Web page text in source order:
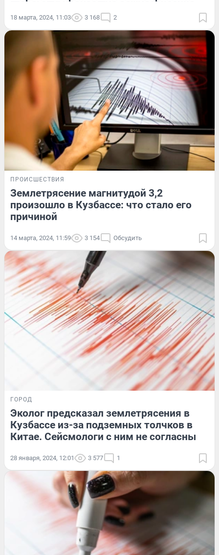
18 марта, 2024, 11:03 3 168 2
ПРОИСШЕСТВИЯ
Землетрясение магнитудой 3,2
произошло в Кузбассе: что стало его
причиной
14 марта, 2024, 11:59 3 154 Обсудить
ГОРОД
Эколог предсказал землетрясения в
Кузбассе из-за подземных толчков в
Китае. Сейсмологи с ним не согласны
28 января, 2024, 12:01 3 577 1